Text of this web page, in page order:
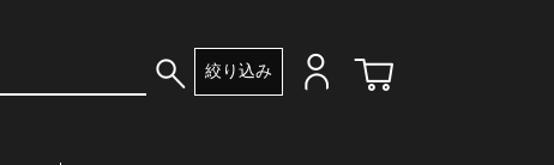
絞り込み